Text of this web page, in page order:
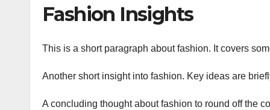
Fashion Insights
This is a short paragraph about fashion. It covers
Another short insight into fashion. Key ideas are
A concluding thought about fashion to round off the